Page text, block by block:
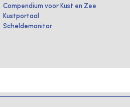
Compendium voor Kust en Zee
Kustportaal
Scheldemonitor